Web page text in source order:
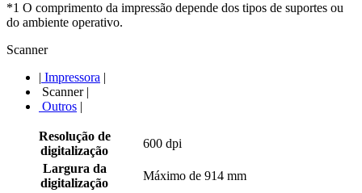
*1 O comprimento da impressão depende dos tipos de suportes ou
do ambiente operativo.
Scanner
| Impressora |
Scanner|
Outros |
Resolução de
digitalização
600 dpi
Largura da
digitalização
Máximo de 914 mm